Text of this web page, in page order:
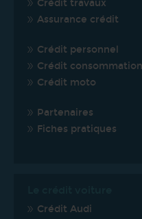
Crédit travaux
Assurance crédit
Crédit personnel
Crédit consommation
Crédit moto
Partenaires
Fiches pratiques
Crédit Audi